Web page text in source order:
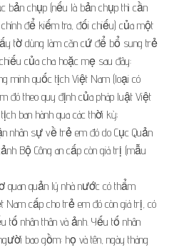
bản chụp (nếu là bản chụp thì cần
để kiếm tra, đối chiếu) của một
tờ dùng làm căn cứ để bổ sung trẻ
của cha hoặc mẹ sau đây:
minh quốc tịch Việt Nam (loại có
đó theo quy định của pháp luật Việt
ban hành qua các thời kỳ;
nhân sự về trẻ em đó do Cục Quản
Bộ Công an cấp còn giá trị (mẫu
quan quản lý nhà nước có thẩm
Nam cấp cho trẻ em đó còn giá trị, có
tố nhân thân và ảnh. Yếu tố nhân
bao gồm: họ và tên, ngày tháng